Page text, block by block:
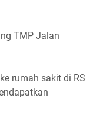
TMP Jalan
rumah sakit di RS